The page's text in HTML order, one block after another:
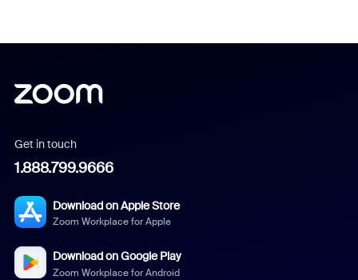
Get in touch
1.888.799.9666
Download on Apple Store
Zoom Workplace for Apple
Download on Google Play
Zoom Workplace for Android